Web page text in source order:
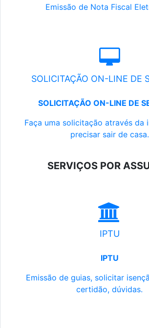
Emissão de Nota Fiscal
SOLICITAÇÃO ON-LINE DE
SOLICITAÇÃO ON-LINE DE
Faça uma solicitação através da
precisar sair de casa.
SERVIÇOS POR
IPTU
IPTU
Emissão de guias, solicitar
certidão, dúvidas.